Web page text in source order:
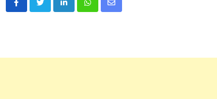
LinkedInWhatsappShare